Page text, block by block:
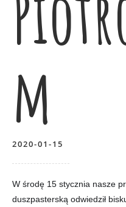
m
2020-01-15
W środę 15 stycznia nasze
duszpasterską odwiedził